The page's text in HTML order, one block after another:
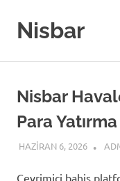
contentNisbar
Nisbar
Para
HAZIRAN 6, 2026
Çevrimiçi bahis